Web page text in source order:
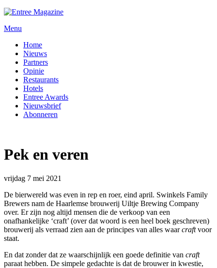
Menu
Home
Nieuws
Partners
Opinie
Restaurants
Hotels
Entree Awards
Nieuwsbrief
Abonneren
Pek en veren
vrijdag 7 mei 2021
De bierwereld was even in rep en roer, eind april. Swinkels Family
Brewers nam de Haarlemse brouwerij Uiltje Brewing Company
over. Er zijn nog altijd mensen die de verkoop van een
onafhankelijke ‘craft’ (over dat woord is een heel boek geschreven)
brouwerij als verraad zien aan de principes van alles waarcraftvoor
staat.
En dat zonder dat ze waarschijnlijk een goede definitie van craft
paraat hebben. De simpele gedachte is dat de brouwer in kwestie,